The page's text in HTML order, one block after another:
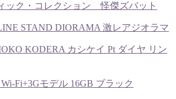
ック・コレクション 怪傑ズバット
STAND DIORAMA 激レアジオラマ
KODERA カシケイ Pt ダイヤ リン
Fi+3Gモデル 16GB ブラック